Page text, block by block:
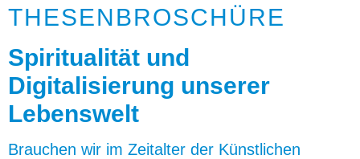
THESENBROSCHÜRE
Spiritualität und
Digitalisierung unserer
Lebenswelt
Brauchen wir im Zeitalter der Künstlichen